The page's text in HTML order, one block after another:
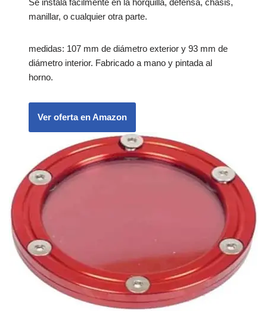
Se instala facilmente en la horquilla, defensa, chasis,
manillar, o cualquier otra parte.
medidas: 107 mm de diámetro exterior y 93 mm de
diámetro interior. Fabricado a mano y pintada al
horno.
Ver oferta en Amazon